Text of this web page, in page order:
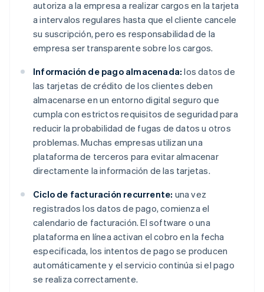
autoriza a la empresa a realizar cargos en la tarjeta
a intervalos regulares hasta que el cliente cancele
su suscripción, pero es responsabilidad de la
empresa ser transparente sobre los cargos.
Información de pago almacenada: los datos de
las tarjetas de crédito de los clientes deben
almacenarse en un entorno digital seguro que
cumpla con estrictos requisitos de seguridad para
reducir la probabilidad de fugas de datos u otros
problemas. Muchas empresas utilizan una
plataforma de terceros para evitar almacenar
directamente la información de las tarjetas.
Ciclo de facturación recurrente: una vez
registrados los datos de pago, comienza el
calendario de facturación. El software o una
plataforma en línea activan el cobro en la fecha
especificada, los intentos de pago se producen
automáticamente y el servicio continúa si el pago
se realiza correctamente.